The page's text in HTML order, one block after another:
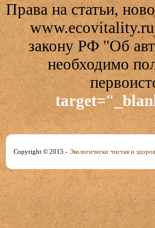
Права на статьи,
www.ecovitality.ru
закону РФ "Об
необходимо
Copyright © 2015 - Экологически чистая и